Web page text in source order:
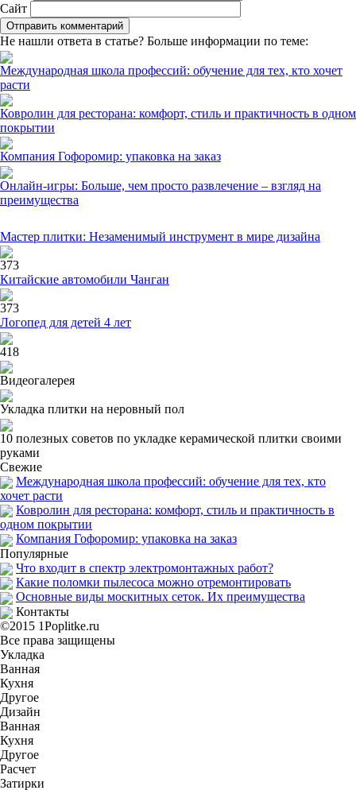
Сайт
Не нашли ответа в статье? Больше информации по теме:
Международная школа профессий: обучение для тех, кто хочет
расти
Ковролин для ресторана: комфорт, стиль и практичность в одном
покрытии
Компания Гофоромир: упаковка на заказ
Онлайн-игры: Больше, чем просто развлечение – взгляд на
преимущества
Мастер плитки: Незаменимый инструмент в мире дизайна
373
Китайские автомобили Чанган
373
Логопед для детей 4 лет
418
Видеогалерея
Укладка плитки на неровный пол
10 полезных советов по укладке керамической плитки своими
руками
Свежие
Международная школа профессий: обучение для тех, кто
хочет расти
Ковролин для ресторана: комфорт, стиль и практичность в
одном покрытии
Компания Гофоромир: упаковка на заказ
Популярные
Что входит в спектр электромонтажных работ?
Какие поломки пылесоса можно отремонтировать
Основные виды москитных сеток. Их преимущества
Контакты
©2015 1Poplitke.ru
Все права защищены
Укладка
Ванная
Кухня
Другое
Дизайн
Ванная
Кухня
Другое
Расчет
Затирки